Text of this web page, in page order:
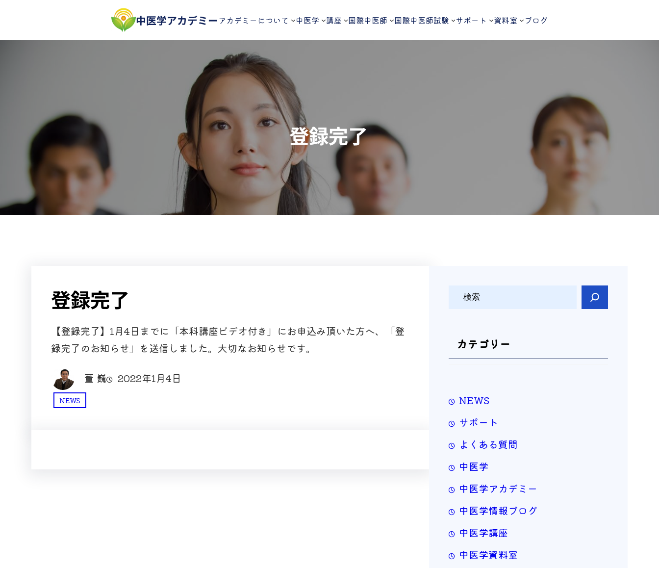
を
中医学アカデミーアカデミーについて 中医学 講座 国際中医師 国際中医師試験 サポート 資料室 ブログ
登録完了
登録完了
【登録完了】1月4日までに「本科講座ビデオ付き」にお申込み頂いた方へ、「登
録完了のお知らせ」を送信しました。大切なお知らせです。
董 巍 2022年1月4日
NEWS
カテゴリー
NEWS
サポート
よくある質問
中医学
中医学アカデミー
中医学情報ブログ
中医学講座
中医学資料室